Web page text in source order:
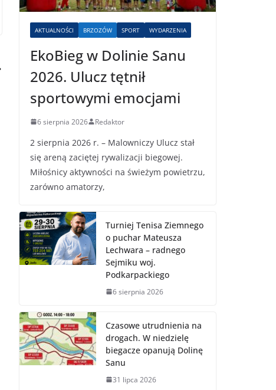
AKTUALNOŚCI BRZOZÓW SPORT WYDARZENIA
EkoBieg w Dolinie Sanu
2026. Ulucz tętnił
sportowymi emocjami
6 sierpnia 2026 Redaktor
2 sierpnia 2026 r. – Malowniczy Ulucz stał
się areną zaciętej rywalizacji biegowej.
Miłośnicy aktywności na świeżym powietrzu,
zarówno amatorzy,
Turniej Tenisa Ziemnego
o puchar Mateusza
Lechwara – radnego
Sejmiku woj.
Podkarpackiego
6 sierpnia 2026
Czasowe utrudnienia na
drogach. W niedzielę
biegacze opanują Dolinę
Sanu
31 lipca 2026